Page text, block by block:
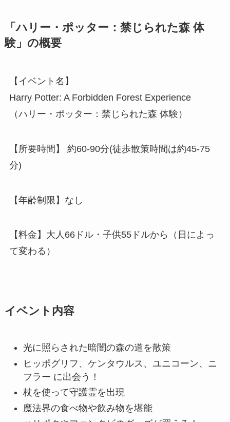
「ハリー・ポッター：禁じられた森 体
験」の概要
【イベント名】
Harry Potter: A Forbidden Forest Experience
（ハリー・ポッター：禁じられた森 体験）
【所要時間】 約60-90分(徒歩散策時間は約45-75
分)
【年齢制限】なし
【料金】大人66ドル・子供55ドルから（日によっ
て変わる）
イベント内容
光に照らされた暗闇の森の道を散策
ヒッポグリフ、ケンタウルス、ユニコーン、ニ
フラー に出会う！
杖を使って守護霊を出現
魔法界の食べ物や飲み物を堪能